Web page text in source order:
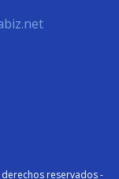
reservados -